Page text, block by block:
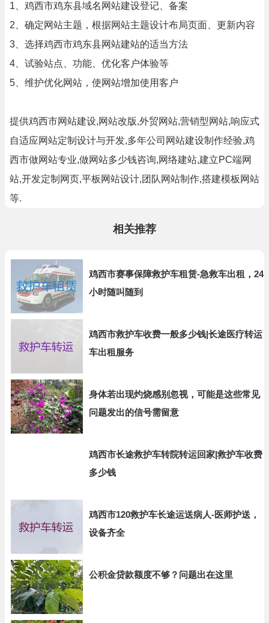
1、鸡西市鸡东县域名网站建设登记、备案
2、确定网站主题，根据网站主题设计布局页面、更新内容
3、选择鸡西市鸡东县网站建站的适当方法
4、试验站点、功能、优化客户体验等
5、维护优化网站，使网站增加使用客户
提供鸡西市网站建设,网站改版,外贸网站,营销型网站,响应式
自适应网站定制设计与开发,多年公司网站建设制作经验,鸡
西市做网站专业,做网站多少钱咨询,网络建站,建立PC端网
站,开发定制网页,平板网站设计,团队网站制作,搭建模板网站
等.
相关推荐
鸡西市赛事保障救护车租赁-急救车出租，24
小时随叫随到
鸡西市救护车收费一般多少钱|长途医疗转运
车出租服务
身体若出现灼烧感别忽视，可能是这些常见
问题发出的信号需留意
鸡西市长途救护车转院转运回家|救护车收费
多少钱
鸡西市120救护车长途运送病人-医师护送，
设备齐全
公积金贷款额度不够？问题出在这里